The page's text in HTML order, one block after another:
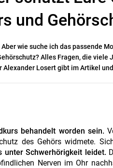
und
wie suche ich das passende
Alles Fragen, die viele
Losert gibt im Artikel
behandelt worden sein.
des Gehörs widmete.
unter Schwerhörigkeit leidet.
Nerven im Ohr